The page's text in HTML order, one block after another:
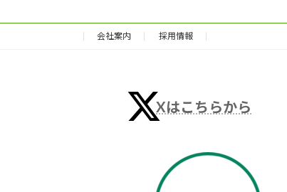
会社案内 採用情報
Xはこちらから